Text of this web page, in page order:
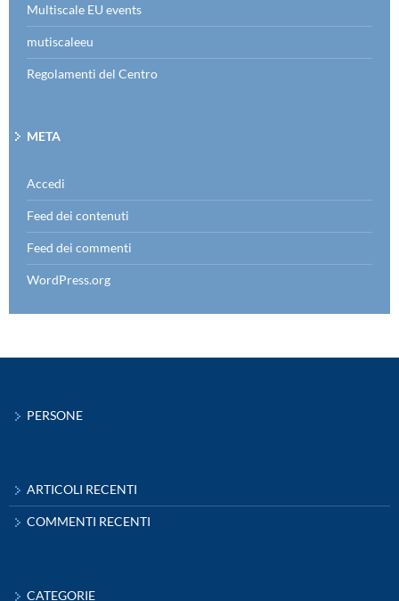
Multiscale EU events
mutiscaleeu
Regolamenti del Centro
META
Accedi
Feed dei contenuti
Feed dei commenti
WordPress.org
PERSONE
ARTICOLI RECENTI
COMMENTI RECENTI
CATEGORIE